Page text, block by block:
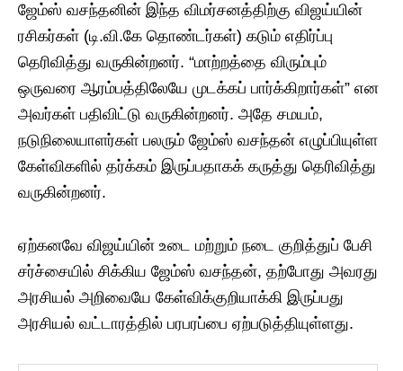
​ஜேம்ஸ் வசந்தனின் இந்த விமர்சனத்திற்கு விஜய்யின்
ரசிகர்கள் (டி.வி.கே தொண்டர்கள்) கடும் எதிர்ப்பு
தெரிவித்து வருகின்றனர். “மாற்றத்தை விரும்பும்
ஒருவரை ஆரம்பத்திலேயே முடக்கப் பார்க்கிறார்கள்” என
அவர்கள் பதிவிட்டு வருகின்றனர். அதே சமயம்,
நடுநிலையாளர்கள் பலரும் ஜேம்ஸ் வசந்தன் எழுப்பியுள்ள
கேள்விகளில் தர்க்கம் இருப்பதாகக் கருத்து தெரிவித்து
வருகின்றனர்.
​ஏற்கனவே விஜய்யின் உடை மற்றும் நடை குறித்துப் பேசி
சர்ச்சையில் சிக்கிய ஜேம்ஸ் வசந்தன், தற்போது அவரது
அரசியல் அறிவையே கேள்விக்குறியாக்கி இருப்பது
அரசியல் வட்டாரத்தில் பரபரப்பை ஏற்படுத்தியுள்ளது.